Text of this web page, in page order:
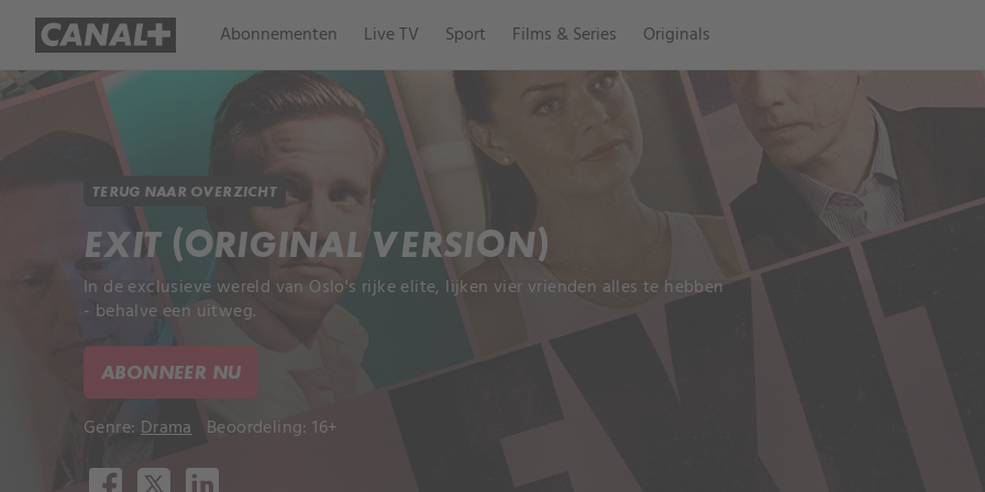
Abonnementen Live TV Sport Films & Series Originals
TERUG NAAR OVERZICHT
EXIT (ORIGINAL VERSION)
In de exclusieve wereld van Oslo's rijke elite, lijken vier vrienden alles te hebben
- behalve een uitweg.
ABONNEER NU
Genre: Drama Beoordeling: 16+